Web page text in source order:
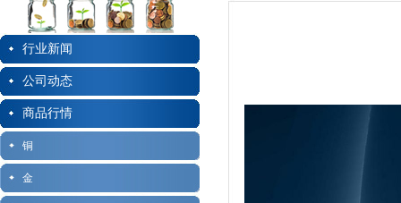
行业新闻
公司动态
商品行情
铜
金